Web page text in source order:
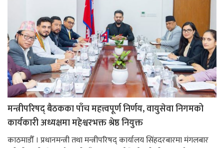
मन्त्रीपरिषद् बैठकका पाँच महत्त्वपूर्ण निर्णय, वायुसेवा निगमको
कार्यकारी अध्यक्षमा महेश्वरभक्त श्रेष्ठ नियुक्त
काठमाडौँ । प्रधानमन्त्री तथा मन्त्रीपरिषद् कार्यालय सिंहदरबारमा मंगलबार